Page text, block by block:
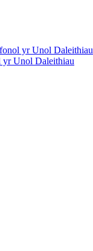
yr Unol Daleithiau
yr Unol Daleithiau